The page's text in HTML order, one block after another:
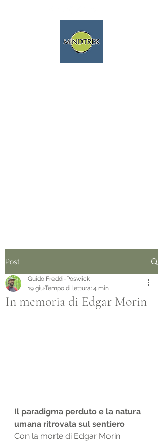
Post
In memoria di Edgar Morin
Guido Freddi-Poswick
19 giuTempo di lettura: 4 min
Il paradigma perduto e la natura
umana ritrovata sul sentiero
Con la morte di Edgar Morin